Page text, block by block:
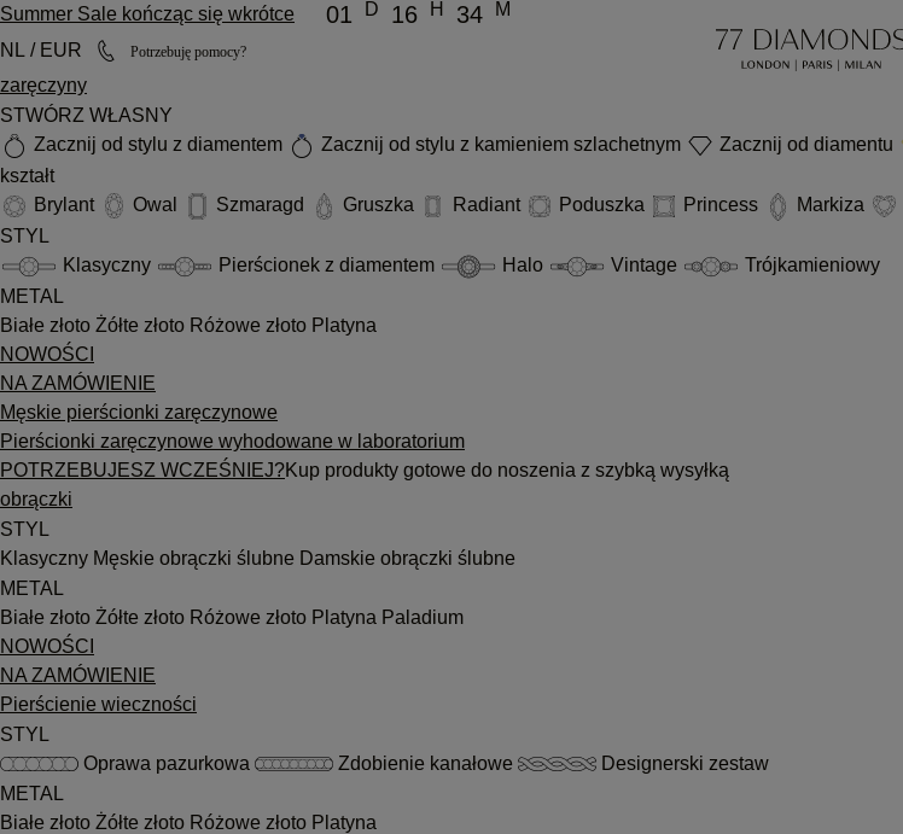
Summer Sale kończąc się wkrótce 01 D 16 H 34
M
NL / EUR
Potrzebuję pomocy?
zaręczyny
STWÓRZ WŁASNY
Zacznij od stylu z diamentem
Zacznij od stylu z kamieniem szlachetnym Zacznij od diamentu
kształt
Brylant
Owal Szmaragd Gruszka Radiant Poduszka Princess Markiza
STYL
Klasyczny
Pierścionek z diamentem Halo Vintage
Trójkamieniowy
METAL
Białe złoto Żółte złoto Różowe złoto Platyna
NOWOŚCI
NA ZAMÓWIENIE
Męskie pierścionki zaręczynowe
Pierścionki zaręczynowe wyhodowane w laboratorium
POTRZEBUJESZ WCZEŚNIEJ?Kup produkty gotowe do noszenia z szybką wysyłką
obrączki
STYL
Klasyczny Męskie obrączki ślubne Damskie obrączki ślubne
METAL
Białe złoto Żółte złoto Różowe złoto Platyna Paladium
NOWOŚCI
NA ZAMÓWIENIE
Pierścienie wieczności
STYL
Oprawa pazurkowa
Zdobienie kanałowe
Designerski zestaw
METAL
Białe złoto Żółte złoto Różowe złoto Platyna